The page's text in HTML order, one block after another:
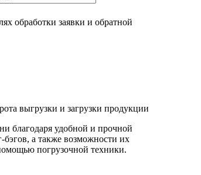
обработки заявки и обратной
выгрузки и загрузки продукции
благодаря удобной и прочной
бэгов, а также возможности их
погрузочной техники.